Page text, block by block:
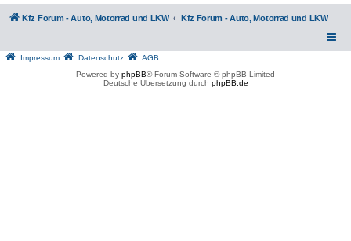
Kfz Forum - Auto, Motorrad und LKW Kfz Forum - Auto, Motorrad und LKW
Impressum Datenschutz
AGB
Powered by phpBB® Forum Software © phpBB Limited
Deutsche Übersetzung durch phpBB.de